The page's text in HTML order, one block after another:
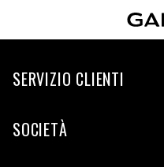
SERVIZIO CLIENTI
SOCIETÀ